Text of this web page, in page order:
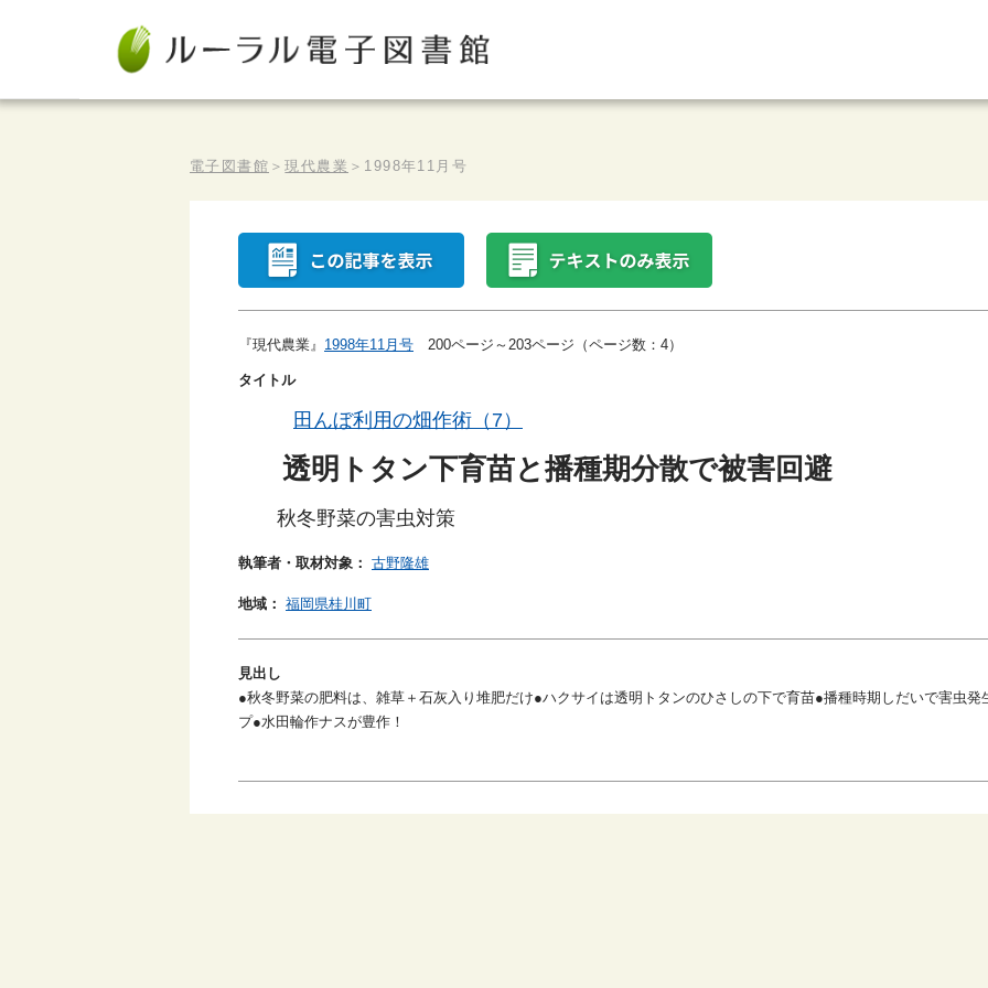
電子図書館 ＞現代農業 ＞ 1998年11月号
『現代農業』 1998年11月号 200ページ～203ページ（ページ数：4）
タイトル
田んぼ利用の畑作術（7）
透明トタン下育苗と播種期分散で被害回避
秋冬野菜の害虫対策
執筆者・取材対象： 古野隆雄
地域： 福岡県桂川町
見出し
●秋冬野菜の肥料は、雑草＋石灰入り堆肥だけ●ハクサイは透明トタンのひさしの下で育苗●播種時期しだいで害虫
プ●水田輪作ナスが豊作！